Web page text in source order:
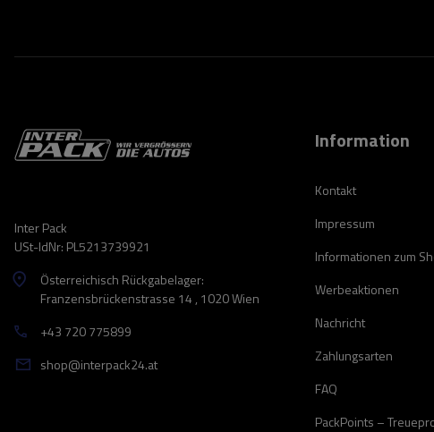
Inter Pack
USt-IdNr: PL5213739921
Österreichisch Rückgabelager:
Franzensbrückenstrasse 14 , 1020 Wien
+43 720 775899
shop@interpack24.at
Information
Kontakt
Impressum
Informationen zum
Werbeaktionen
Nachricht
Zahlungsarten
FAQ
PackPoints –